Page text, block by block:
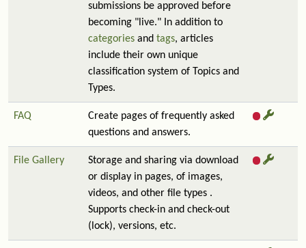
submissions be approved before
becoming "live." In addition to
categories and tags, articles
include their own unique
classification system of Topics and
Types.
FAQ
Create pages of frequently asked
questions and answers.
File Gallery
Storage and sharing via download
or display in pages, of images,
videos, and other file types .
Supports check-in and check-out
(lock), versions, etc.